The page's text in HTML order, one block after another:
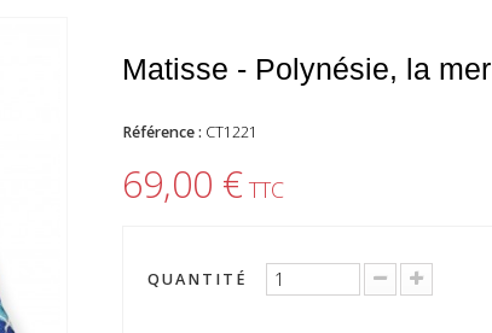
Matisse - Polynésie, la mer
Référence : CT1221
69,00 € TTC
QUANTITÉ